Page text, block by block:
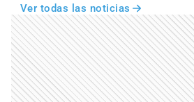
Ver todas las noticias